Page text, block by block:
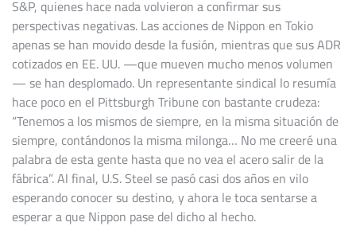
S&P, quienes hace nada volvieron a confirmar sus
perspectivas negativas. Las acciones de Nippon en Tokio
apenas se han movido desde la fusión, mientras que sus ADR
cotizados en EE. UU. —que mueven mucho menos volumen
— se han desplomado. Un representante sindical lo resumía
hace poco en el Pittsburgh Tribune con bastante crudeza:
“Tenemos a los mismos de siempre, en la misma situación de
siempre, contándonos la misma milonga… No me creeré una
palabra de esta gente hasta que no vea el acero salir de la
fábrica”. Al final, U.S. Steel se pasó casi dos años en vilo
esperando conocer su destino, y ahora le toca sentarse a
esperar a que Nippon pase del dicho al hecho.